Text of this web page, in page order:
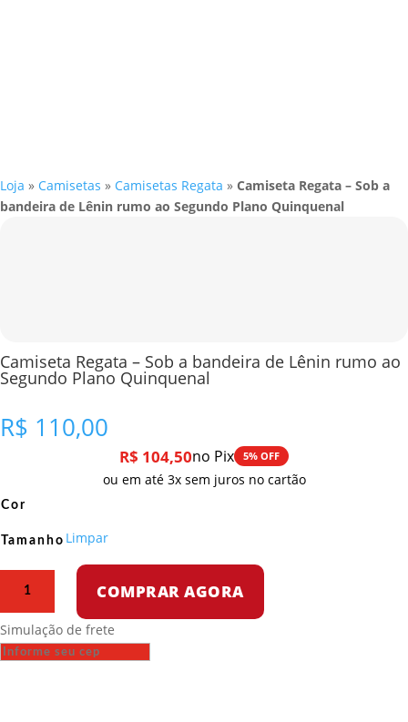
Loja » Camisetas » Camisetas Regata » Camiseta Regata – Sob a
bandeira de Lênin rumo ao Segundo Plano Quinquenal
Camiseta Regata – Sob a bandeira de Lênin rumo ao
Segundo Plano Quinquenal
R$ 110,00
R$ 104,50no Pix 5% OFF
ou em até 3x sem juros no cartão
Cor
Tamanho Limpar
Sob
a
COMPRAR AGORA
Simulação de frete